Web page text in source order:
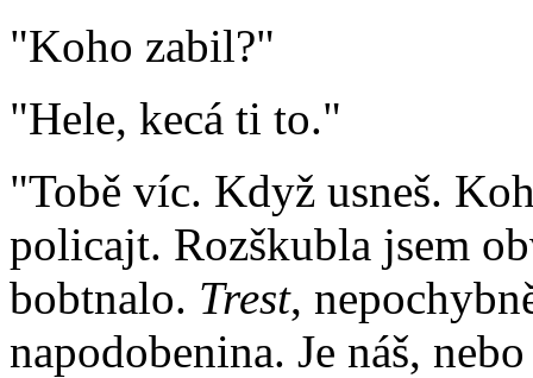
"Koho zabil?"
"Hele, kecá ti to."
"Tobě víc. Když usneš.
policajt. Rozškubla jsem
bobtnalo. Trest,
napodobenina. Je náš,